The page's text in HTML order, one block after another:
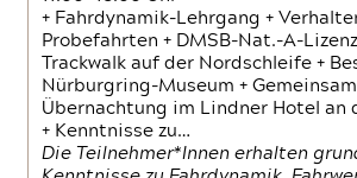
+ Fahrdynamik-Lehrgang +
Probefahrten + DMSB-Nat.-A-
Trackwalk auf der Nordschleife +
Nürburgring-Museum +
Übernachtung im Lindner Hotel an
+ Kenntnisse zu…
Die Teilnehmer*Innen erhalten